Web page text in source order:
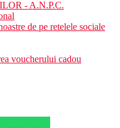
- A.N.P.C.
de pe retelele sociale
voucherului cadou